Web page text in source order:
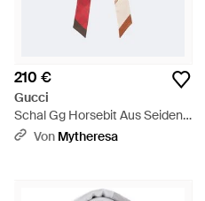
210 €
Gucci
Schal Gg Horsebit Aus Seiden-
Twill - Rot
Von Mytheresa